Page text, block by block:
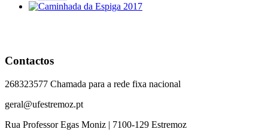
Contactos
268323577 Chamada para a rede fixa nacional
geral@ufestremoz.pt
Rua Professor Egas Moniz | 7100-129 Estremoz